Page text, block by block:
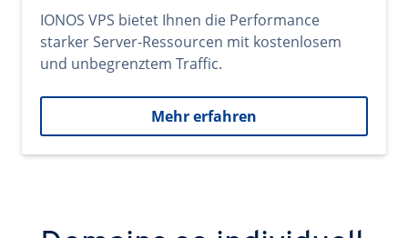
IONOS VPS bietet Ihnen die Performance
starker Server-Ressourcen mit kostenlosem
und unbegrenztem Traffic.
Mehr erfahren